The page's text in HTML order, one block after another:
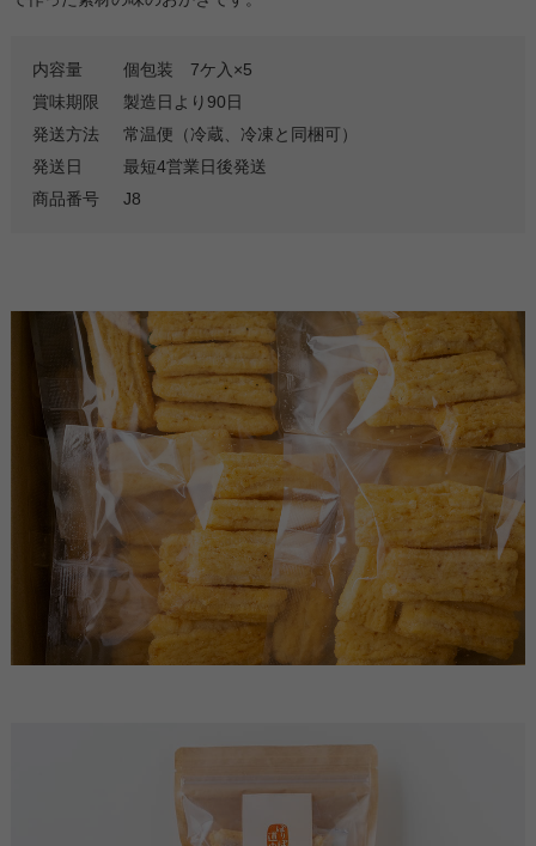
内容量
個包装 7ケ入×5
賞味期限
製造日より90日
発送方法
常温便（冷蔵、冷凍と同梱可）
発送日
最短4営業日後発送
商品番号
J8